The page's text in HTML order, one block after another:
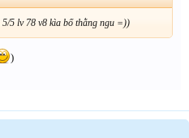
5 lv 78 v8 kìa bố thằng ngu =))
)